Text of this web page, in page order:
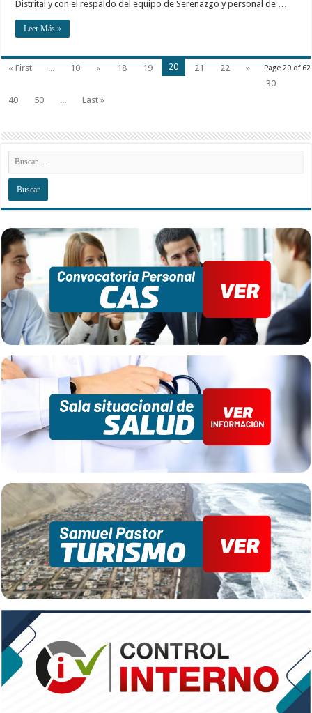
Distrital y con el respaldo del equipo de Serenazgo y personal de …
Leer Más »
Page 20 of 62
« First ... 10 « 18 19 20 21 22
»
30
40
50 ... Last »